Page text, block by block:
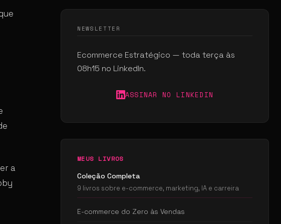
a
NEWSLETTER
Ecommerce Estratégico — toda terça às
08h15 no LinkedIn.
ASSINAR NO LINKEDIN
MEUS LIVROS
Coleção Completa
9 livros sobre e-commerce, marketing, IA e carreira
E-commerce do Zero às Vendas